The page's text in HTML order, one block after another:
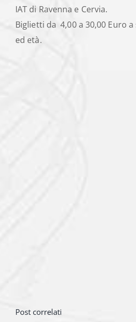
IAT di Ravenna e Cervia.
Biglietti da 4,00 a 30,00 Euro
ed età.
Post correlati